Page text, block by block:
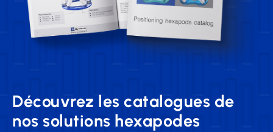
Découvrez les catalogues de
nos solutions hexapodes